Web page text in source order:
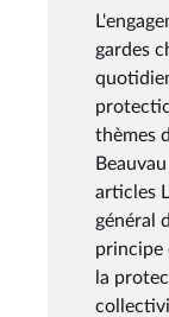
gardes
thèmes
articles
général
principe
la